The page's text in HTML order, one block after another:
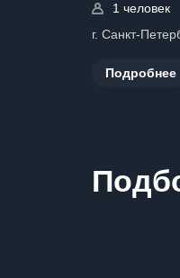
1 человек
г. Санкт-
Подробнее